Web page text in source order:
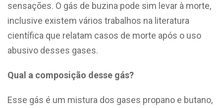
sensações. O gás de buzina pode sim levar à morte,
inclusive existem vários trabalhos na literatura
científica que relatam casos de morte após o uso
abusivo desses gases.
Qual a composição desse gás?
Esse gás é um mistura dos gases propano e butano,